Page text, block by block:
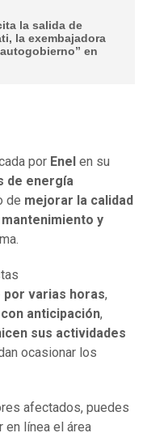
la salida de
la exembajadora
en
por Enel en su
de energía
de mejorar la calidad
y
varias horas,
anticipación,
sus actividades
ocasionar los
afectados, puedes
en línea el área